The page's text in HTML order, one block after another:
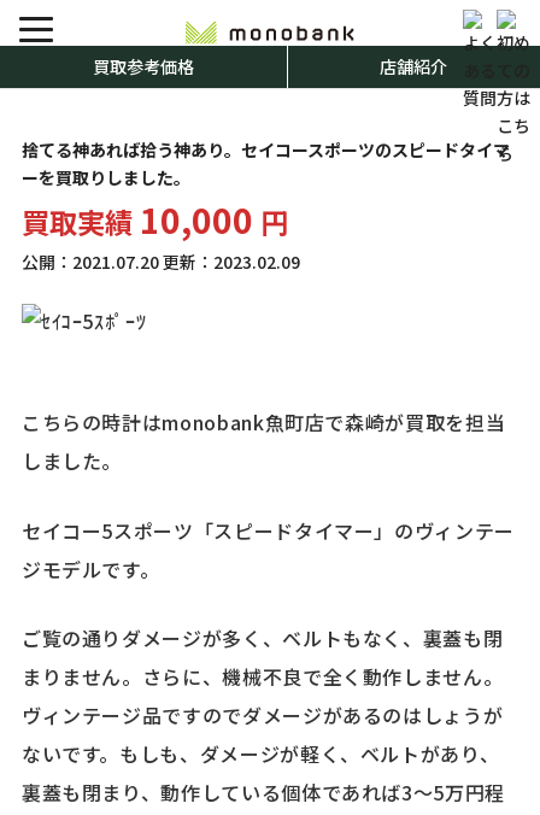
買取参考価格 店舗紹介
捨てる神あれば拾う神あり。セイコースポーツのスピードタイマ
ーを買取りしました。
買取実績10,000 円
公開： 2021.07.20更新： 2023.02.09
こちらの時計はmonobank魚町店で森崎が買取を担当
しました。
セイコー5スポーツ「スピードタイマー」のヴィンテー
ジモデルです。
ご覧の通りダメージが多く、ベルトもなく、裏蓋も閉
まりません。さらに、機械不良で全く動作しません。
ヴィンテージ品ですのでダメージがあるのはしょうが
ないです。もしも、ダメージが軽く、ベルトがあり、
裏蓋も閉まり、動作している個体であれば3～5万円程